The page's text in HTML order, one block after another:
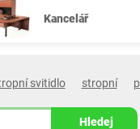
Kancelář
svitidlo stropní
Hledej